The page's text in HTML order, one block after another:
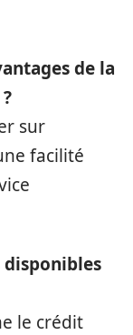
de la
sur
facilité
disponibles
le crédit